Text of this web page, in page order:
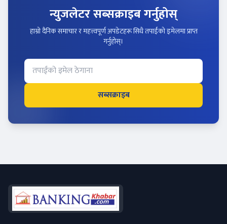
न्युजलेटर सब्सक्राइब गर्नुहोस्
हाम्रो दैनिक समाचार र महत्त्वपूर्ण अपडेटहरू सिधै तपाईंको इमेलमा प्राप्त
गर्नुहोस्।
सब्सक्राइब